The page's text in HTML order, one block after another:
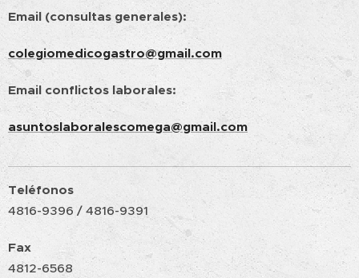
Email (consultas generales):
colegiomedicogastro@gmail.com
Email conflictos laborales:
asuntoslaboralescomega@gmail.com
Teléfonos
4816-9396 / 4816-9391
Fax
4812-6568